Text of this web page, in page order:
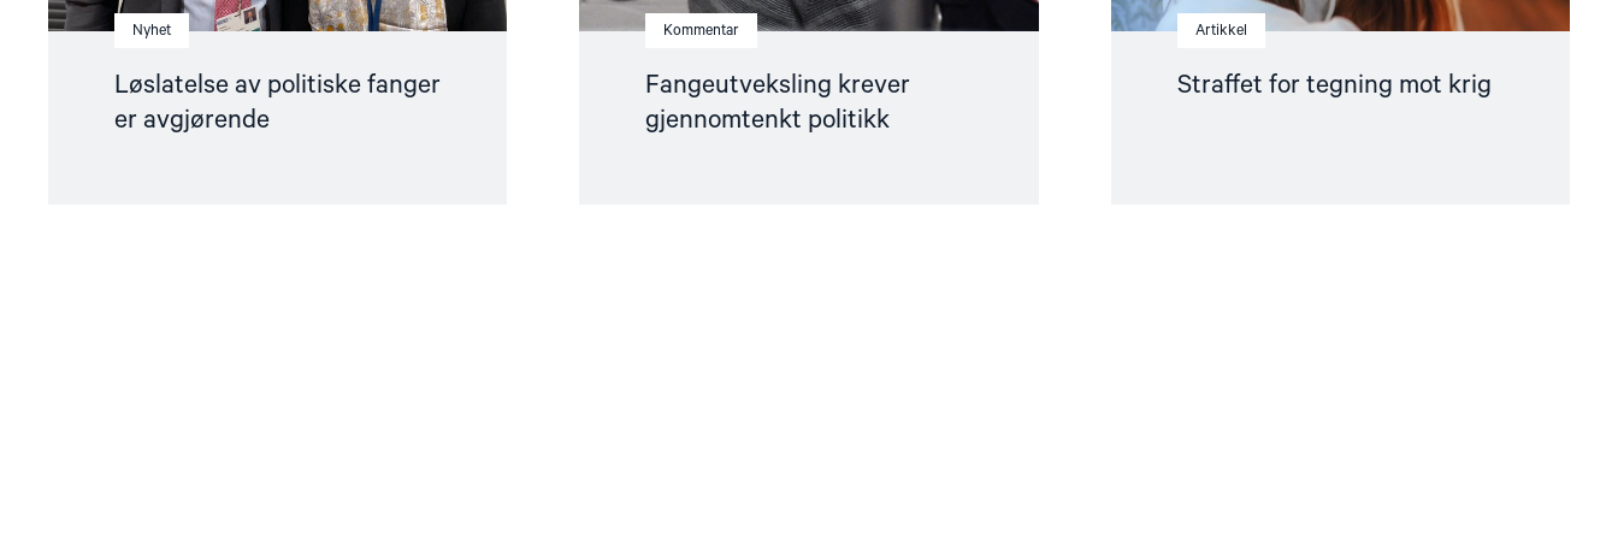
Nyhet
Løslatelse av politiske fanger
er avgjørende
Kommentar
Fangeutveksling krever
gjennomtenkt politikk
Artikkel
Straffet for tegning mot krig